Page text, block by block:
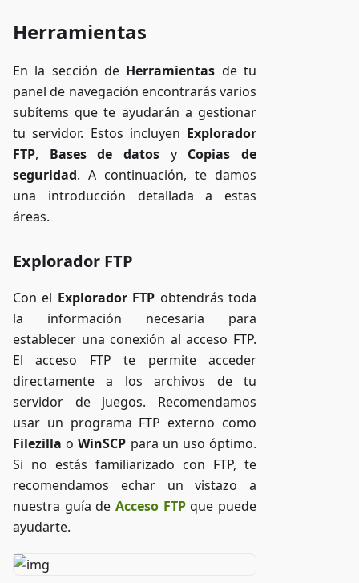
Herramientas
En la sección de Herramientas de tu
panel de navegación encontrarás varios
subítems que te ayudarán a gestionar
tu servidor. Estos incluyen Explorador
FTP, Bases de datos y Copias de
seguridad. A continuación, te damos
una introducción detallada a estas
áreas.
Explorador FTP
Con el Explorador FTP obtendrás toda
la información necesaria para
establecer una conexión al acceso FTP.
El acceso FTP te permite acceder
directamente a los archivos de tu
servidor de juegos. Recomendamos
usar un programa FTP externo como
Filezilla oWinSCP para un uso óptimo.
Si no estás familiarizado con FTP, te
recomendamos echar un vistazo a
nuestra guía de Acceso FTPque puede
ayudarte.